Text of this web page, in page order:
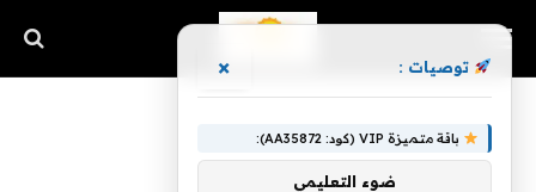
توصيات : ×
باقة متميزة VIP (كود: AA35872):
ضوء التعليمي